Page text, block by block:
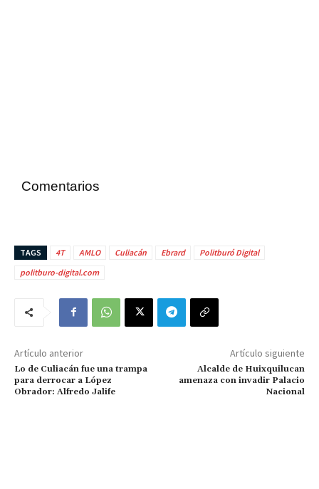
Comentarios
TAGS 4T AMLO Culiacán Ebrard
Politburó Digital
politburo-digital.com
Artículo anterior
Lo de Culiacán fue una trampa
para derrocar a López
Obrador: Alfredo Jalife
Artículo siguiente
Alcalde de Huixquilucan
amenaza con invadir Palacio
Nacional